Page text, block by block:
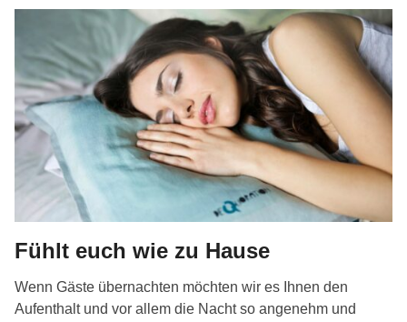
Fühlt euch wie zu Hause
Wenn Gäste übernachten möchten wir es Ihnen den
Aufenthalt und vor allem die Nacht so angenehm und